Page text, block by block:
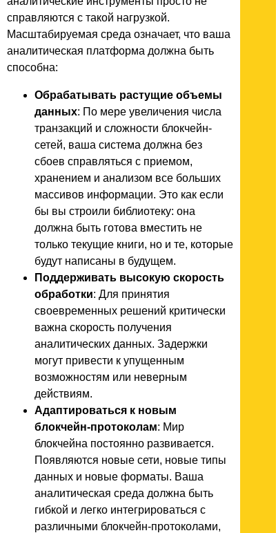
справляются с такой нагрузкой.
Масштабируемая среда означает, что ваша
аналитическая платформа должна быть
способна:
Обрабатывать растущие объемы
данных: По мере увеличения числа
транзакций и сложности блокчейн-
сетей, ваша система должна без
сбоев справляться с приемом,
хранением и анализом все больших
массивов информации. Это как если
бы вы строили библиотеку: она
должна быть готова вместить не
только текущие книги, но и те, которые
будут написаны в будущем.
Поддерживать высокую скорость
обработки: Для принятия
своевременных решений критически
важна скорость получения
аналитических данных. Задержки
могут привести к упущенным
возможностям или неверным
действиям.
Адаптироваться к новым
блокчейн-протоколам: Мир
блокчейна постоянно развивается.
Появляются новые сети, новые типы
данных и новые форматы. Ваша
аналитическая среда должна быть
гибкой и легко интегрироваться с
различными блокчейн-протоколами,